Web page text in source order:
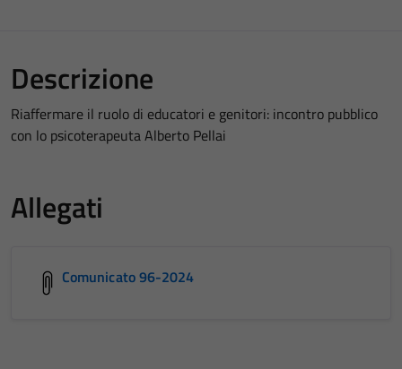
Descrizione
Riaffermare il ruolo di educatori e genitori: incontro pubblico
con lo psicoterapeuta Alberto Pellai
Allegati
Comunicato 96-2024